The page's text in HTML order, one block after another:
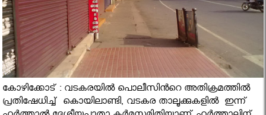
കോഴിക്കോട് : വടകരയില്‍ പൊലീസിന്‍റെ അതിക്രമത്തില്‍
പ്രതിഷേധിച്ച് കൊയിലാണ്ടി, വടകര താലൂക്കുകളില്‍ ഇന്ന്